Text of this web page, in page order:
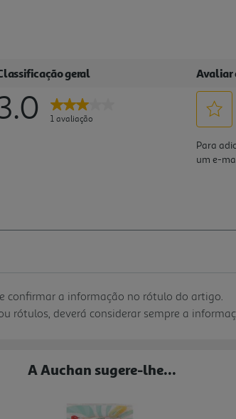
confirmar a informação no rótulo do artigo.
rótulos, deverá considerar sempre a
A Auchan sugere-lhe...